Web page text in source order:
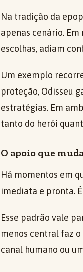
Na tradição da
apenas cenário.
escolhas, adiam
Um exemplo
proteção, Odisseu
estratégias. Em
tanto do herói
O apoio que
Há momentos em
imediata e pronta.
Esse padrão vale
menos central faz
canal humano ou